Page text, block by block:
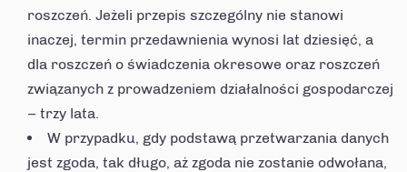
roszczeń. Jeżeli przepis szczególny nie stanowi
inaczej, termin przedawnienia wynosi lat dziesięć, a
dla roszczeń o świadczenia okresowe oraz roszczeń
związanych z prowadzeniem działalności gospodarczej
– trzy lata.
W przypadku, gdy podstawą przetwarzania danych
jest zgoda, tak długo, aż zgoda nie zostanie odwołana,